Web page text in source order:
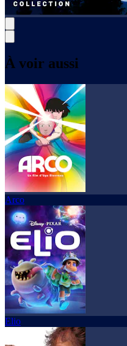
À voir aussi
Arco
Elio